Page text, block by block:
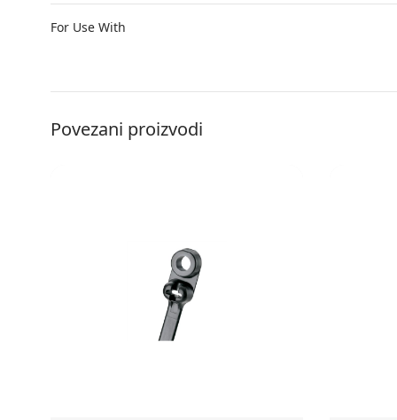
For Use With
Povezani proizvodi